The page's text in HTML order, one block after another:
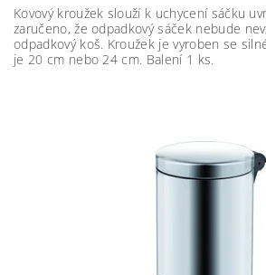
Kovový kroužek slouží k uchycení sáčku
zaručeno, že odpadkový sáček nebude
odpadkový koš. Kroužek je vyroben se
je 20 cm nebo 24 cm. Balení 1 ks.